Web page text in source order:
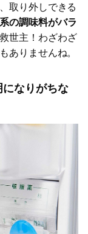
取り外しできる
の調味料がバラ
世主！わざわざ
ありませんね。
なりがちな